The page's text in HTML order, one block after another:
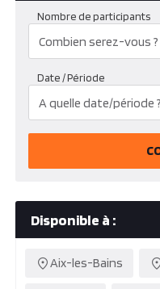
Nombre de participants
Date / Période
Disponible à :
Aix-les-Bains